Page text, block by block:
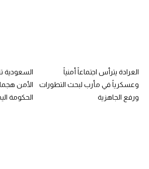
العرادة يترأس اجتماعاً أمنياً
وعسكرياً في مأرب لبحث التطورات
ورفع الجاهزية
السعودية
الأمن
الحكومة